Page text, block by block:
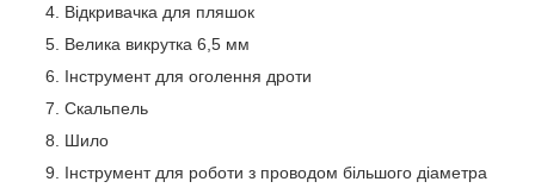
Відкривачка для пляшок
Велика викрутка 6,5 мм
Інструмент для оголення дроти
Скальпель
Шило
Інструмент для роботи з проводом більшого діаметра